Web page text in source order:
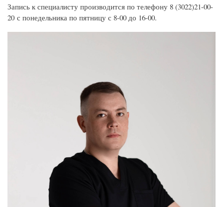
Запись к специалисту производится по телефону 8 (3022)21-00-
20 с понедельника по пятницу с 8-00 до 16-00.